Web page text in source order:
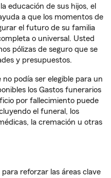
educación de sus hijos, el
a que los momentos de
el futuro de su familia
o universal. Usted
pólizas de seguro que se
y presupuestos.
podía ser elegible para un
los Gastos funerarios
por fallecimiento puede
el funeral, los
la cremación u otras
reforzar las áreas clave